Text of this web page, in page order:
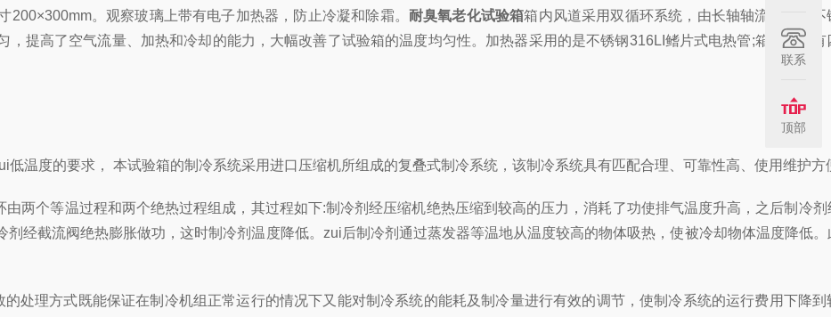
。观察玻璃上带有电子加热器，防止冷凝和除霜。 耐臭氧老化试验箱箱内风道采用双循环系统，由长轴轴流风机，不
提高了空气流量、加热和冷却的能力，大幅改善了试验箱的温度均匀性。加热器采用的是不锈钢316LI鳍片式电热管;箱低还配有
温度的要求， 本试验箱的制冷系统采用进口压缩机所组成的复叠式制冷系统，该制冷系统具有匹配合理、可靠性高、使用维护方
两个等温过程和两个绝热过程组成，其过程如下:制冷剂经压缩机绝热压缩到较高的压力，消耗了功使排气温度升高，之后制冷剂
经截流阀绝热膨胀做功，这时制冷剂温度降低。zui后制冷剂通过蒸发器等温地从温度较高的物体吸热，使被冷却物体温度降低
处理方式既能保证在制冷机组正常运行的情况下又能对制冷系统的能耗及制冷量进行有效的调节，使制冷系统的运行费用下降到
联系
顶部